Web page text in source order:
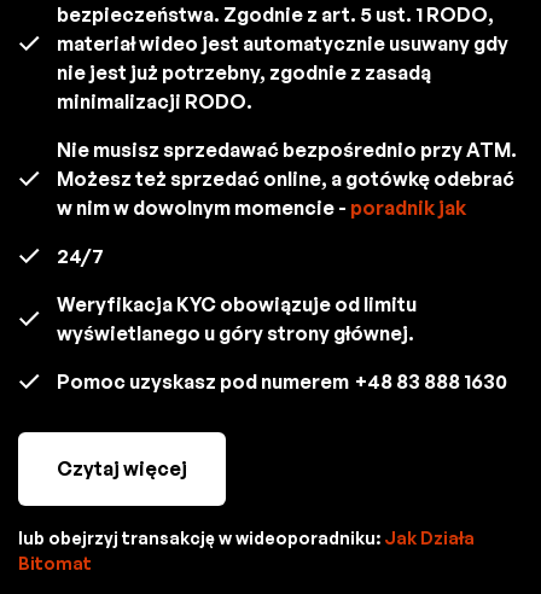
bezpieczeństwa. Zgodnie z art. 5 ust. 1 RODO,
materiał wideo jest automatycznie usuwany gdy
nie jest już potrzebny, zgodnie z zasadą
minimalizacji RODO.
Nie musisz sprzedawać bezpośrednio przy ATM.
Możesz też sprzedać online, a gotówkę odebrać
w nim w dowolnym momencie - poradnik jak
24/7
Weryfikacja KYC obowiązuje od limitu
wyświetlanego u góry strony głównej.
Pomoc uzyskasz pod numerem +48 83 888 1630
Czytaj więcej
lub obejrzyj transakcję w wideoporadniku: Jak Działa
Bitomat